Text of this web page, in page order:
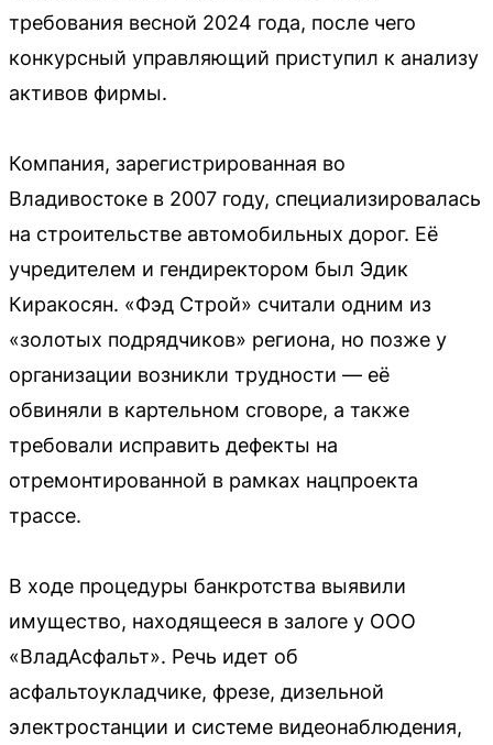
требования весной 2024 года, после чего
конкурсный управляющий приступил к анализу
активов фирмы.
Компания, зарегистрированная во
Владивостоке в 2007 году, специализировалась
на строительстве автомобильных дорог. Её
учредителем и гендиректором был Эдик
Киракосян. «Фэд Строй» считали одним из
«золотых подрядчиков» региона, но позже у
организации возникли трудности — её
обвиняли в картельном сговоре, а также
требовали исправить дефекты на
отремонтированной в рамках нацпроекта
трассе.
В ходе процедуры банкротства выявили
имущество, находящееся в залоге у ООО
«ВладАсфальт». Речь идет об
асфальтоукладчике, фрезе, дизельной
электростанции и системе видеонаблюдения,